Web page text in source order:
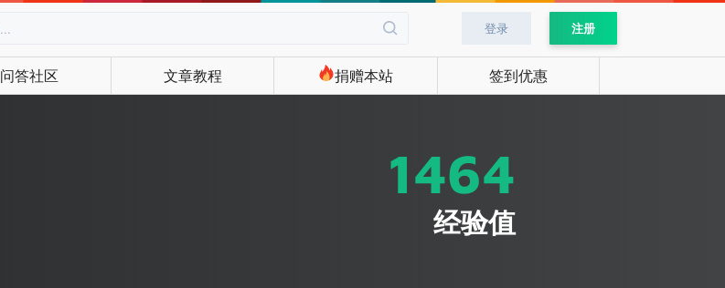
登录 注册
问答社区 文章教程 捐赠本站 签到优惠
1464
经验值